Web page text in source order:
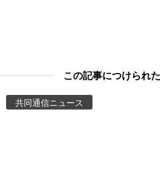
この記事につけられ
共同通信ニュース